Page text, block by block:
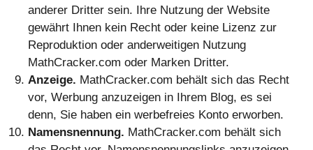
anderer Dritter sein. Ihre Nutzung der Website
gewährt Ihnen kein Recht oder keine Lizenz zur
Reproduktion oder anderweitigen Nutzung
MathCracker.com oder Marken Dritter.
Anzeige. MathCracker.com behält sich das Recht
vor, Werbung anzuzeigen in Ihrem Blog, es sei
denn, Sie haben ein werbefreies Konto erworben.
Namensnennung. MathCracker.com behält sich